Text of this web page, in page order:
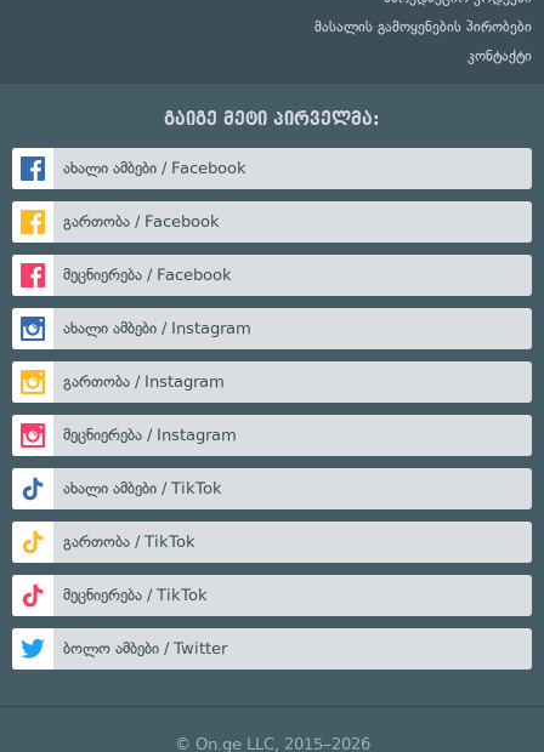
მასალის გამოყენების პირობები
კონტაქტი
გაიგე მეტი პირველმა:
ახალი ამბები / Facebook
გართობა / Facebook
მეცნიერება / Facebook
ახალი ამბები / Instagram
გართობა / Instagram
მეცნიერება / Instagram
ახალი ამბები / TikTok
გართობა / TikTok
მეცნიერება / TikTok
ბოლო ამბები / Twitter
© On.ge LLC, 2015–2026